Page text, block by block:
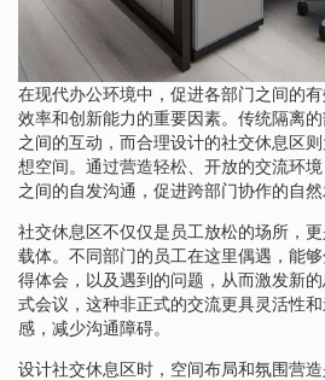
在现代办公环境中，促进各部门之间的
效率和创新能力的重要因素。传统隔离
之间的互动，而合理设计的社交休息区
想空间。通过营造轻松、开放的交流环
之间的自发沟通，促进跨部门协作的自然
社交休息区不仅仅是员工放松的场所，
载体。不同部门的员工在这里偶遇，能
得体会，以及遇到的问题，从而激发新
式会议，这种非正式的交流更具灵活性
感，减少沟通障碍。
设计社交休息区时，空间布局和氛围营